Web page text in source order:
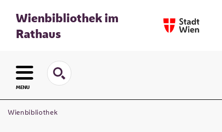
Wienbibliothek im
Rathaus
MENU
Wienbibliothek